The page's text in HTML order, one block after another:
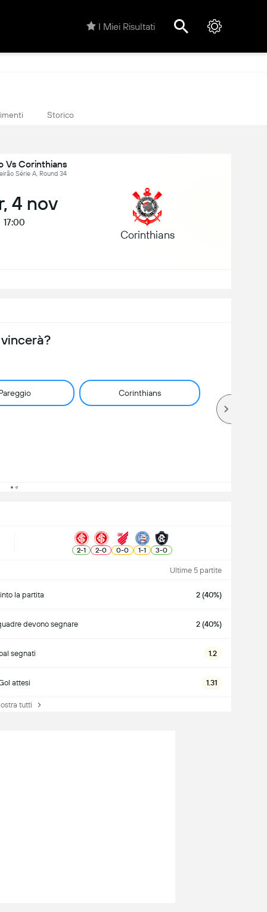
I Miei Risultati
Storico
Vs Corinthians
Série A, Round 34
4 nov
17:00
Corinthians
Corinthians
2-1 2-0 0-0 1-1 3-0
Ultime 5 partite
la partita 2 (40%)
devono segnare 2 (40%)
segnati 1.2
attesi 1.31
tutti